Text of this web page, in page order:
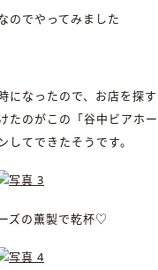
のでやってみました
になったので、お店を探す
のがこの「谷中ビアホー
てできたそうです。
ズの薫製で乾杯♡